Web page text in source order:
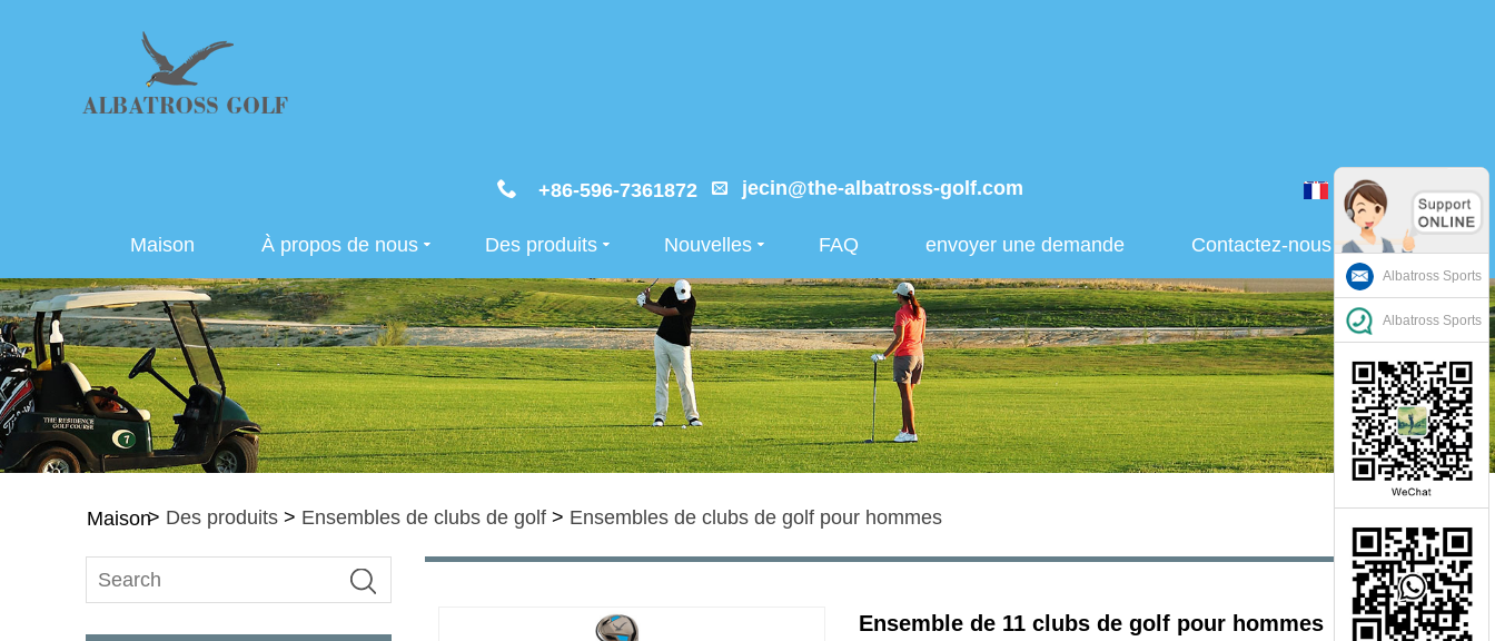
+86-596-7361872 jecin@the-albatross-golf.com Français
Maison À propos de nous Des produits Nouvelles FAQ envoyer une demande Contactez-nous
Maison> Des produits > Ensembles de clubs de golf > Ensembles de clubs de golf pour hommes
Ensemble de 11 clubs de golf pour hommes
Albatross Sports
Albatross Sports